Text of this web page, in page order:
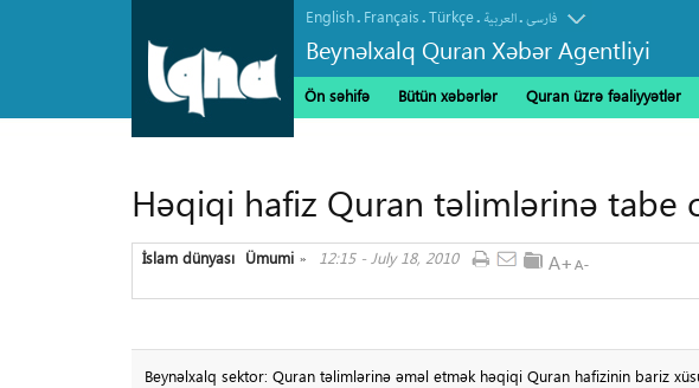
English. Français.Türkçe. العربیة.فارسی
Beynəlxalq Quran Xəbər Agentliyi
Ön səhifə Bütün xəbərlər Quran üzrə fəaliyyətlər
Həqiqi hafiz Quran təlimlərinə tabe
İslam dünyası »
Ümumi 12:15 - July 18, 2010
Beynəlxalq sektor: Quran təlimlərinə əməl etmək həqiqi Quran hafizinin bariz